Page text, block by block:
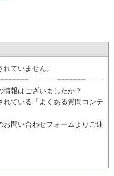
ていません。
情報はございましたか？
れている「よくある質問コンテ
お問い合わせフォームよりご連